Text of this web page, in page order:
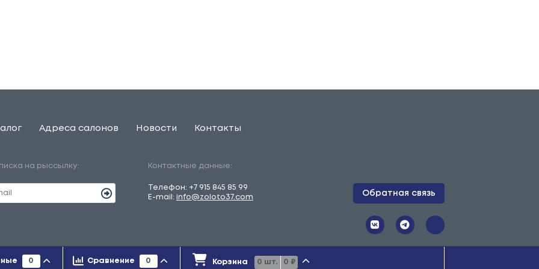
Адреса салонов Новости Контакты
на рыссылку: Контактные данные:
Телефон: +7 915 845 85 99
E-mail: info@zoloto37.com
Обратная связь
справочный характер и ни при каких условиях не является публичной офертой. Копирование
0 Сравнение 0 Корзина 0 шт. 0 ₽